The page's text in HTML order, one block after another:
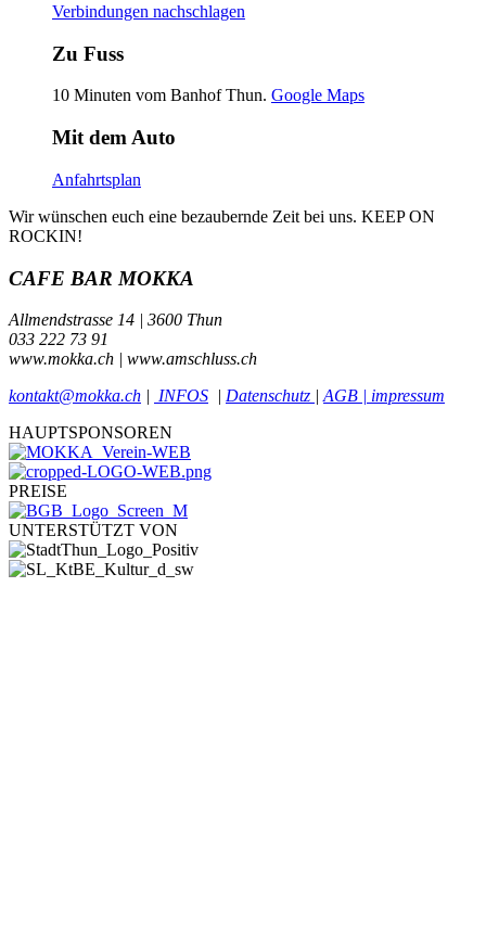
Verbindungen nachschlagen
Zu Fuss
10 Minuten vom Banhof Thun. Google Maps
Mit dem Auto
Anfahrtsplan
Wir wünschen euch eine bezaubernde Zeit bei uns. KEEP ON
ROCKIN!
CAFE BAR MOKKA
Allmendstrasse 14 | 3600 Thun
033 222 73 91
www.mokka.ch | www.amschluss.ch
kontakt@mokka.ch | INFOS | Datenschutz | AGB | impressum
HAUPTSPONSOREN
PREISE
UNTERSTÜTZT VON